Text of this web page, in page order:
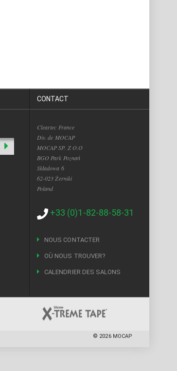
CONTACT
Cleartec France
Div. de MOCAP
MOCAP SP. Z O.O
BGO Park Poznań
Składowa 6
62-023 Żerniki
Poland
+33 (0)1-82-88-58-31
NOUS CONTACTER
OÙ NOUS TROUVER?
CALENDRIER DES SALONS
© 2026 MOCAP